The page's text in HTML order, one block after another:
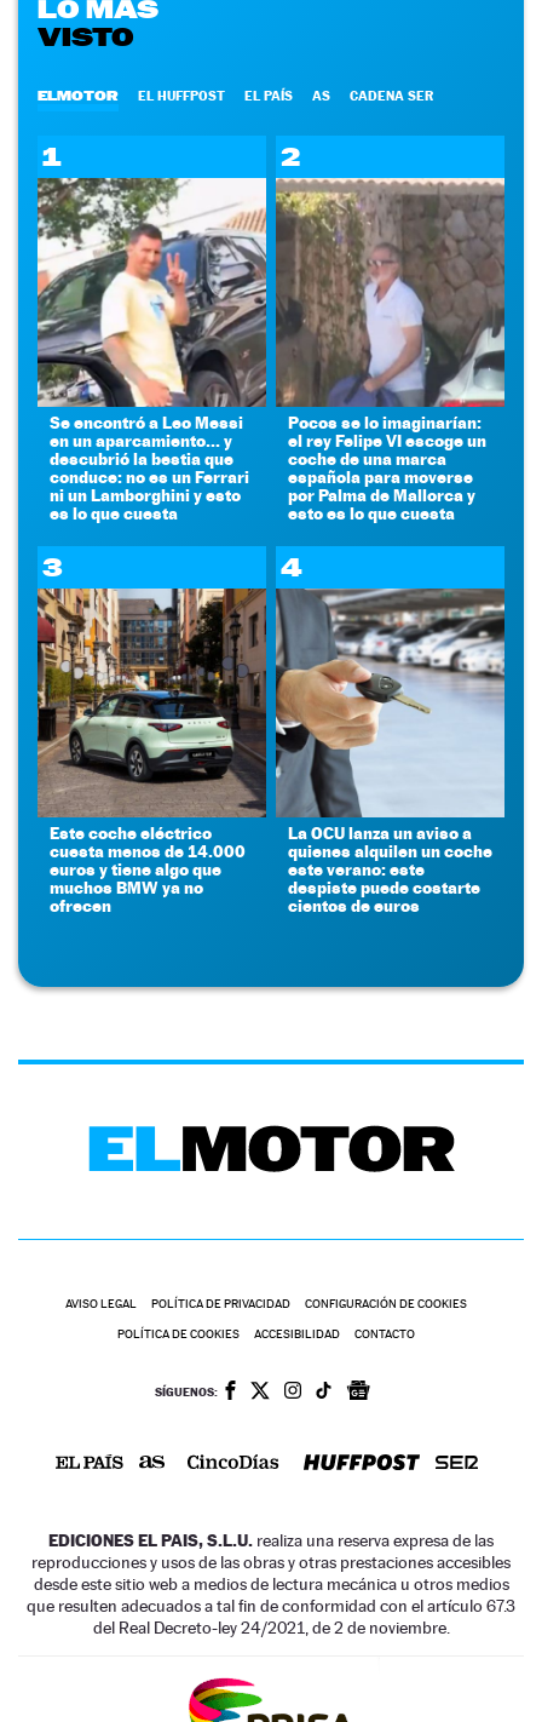
LO MÁS
VISTO
ELMOTOR EL HUFFPOST EL PAÍS AS CADENA SER
1
Se encontró a Leo Messi
en un aparcamiento... y
descubrió la bestia que
conduce: no es un Ferrari
ni un Lamborghini y esto
es lo que cuesta
2
Pocos se lo imaginarían:
el rey Felipe VI escoge un
coche de una marca
española para moverse
por Palma de Mallorca y
esto es lo que cuesta
3
Este coche eléctrico
cuesta menos de 14.000
euros y tiene algo que
muchos BMW ya no
ofrecen
4
La OCU lanza un aviso a
quienes alquilen un coche
este verano: este
despiste puede costarte
cientos de euros
AVISO LEGAL POLÍTICA DE PRIVACIDAD CONFIGURACIÓN DE COOKIES
POLÍTICA DE COOKIES ACCESIBILIDAD CONTACTO
SÍGUENOS:
EDICIONES EL PAIS, S.L.U. realiza una reserva expresa de las
reproducciones y usos de las obras y otras prestaciones accesibles
desde este sitio web a medios de lectura mecánica u otros medios
que resulten adecuados a tal fin de conformidad con el artículo 67.3
del Real Decreto-ley 24/2021, de 2 de noviembre.